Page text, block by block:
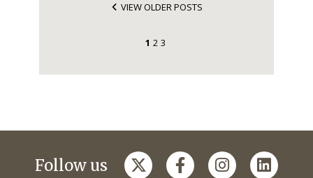
VIEW OLDER POSTS
1 2 3
Follow us